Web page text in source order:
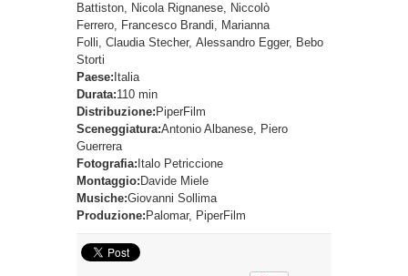
Battiston, Nicola Rignanese, Niccolò
Ferrero, Francesco Brandi, Marianna
Folli, Claudia Stecher, Alessandro Egger, Bebo
Storti
Paese: Italia
Durata:110 min
Distribuzione: PiperFilm
Sceneggiatura:Antonio Albanese, Piero
Guerrera
Fotografia: Italo Petriccione
Montaggio: Davide Miele
Musiche:Giovanni Sollima
Produzione: Palomar, PiperFilm